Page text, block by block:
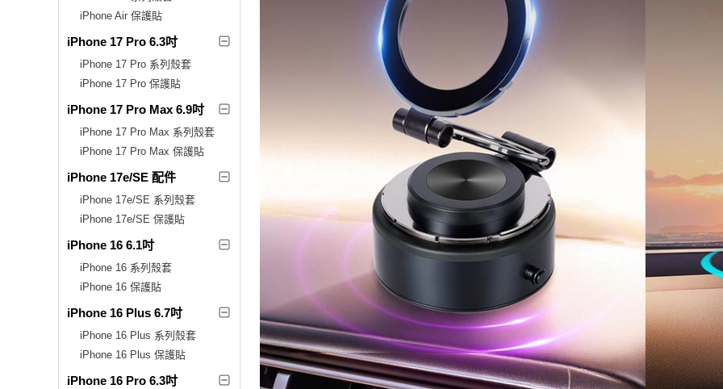
iPhone Air 保護貼
iPhone 17 Pro 6.3吋
iPhone 17 Pro 系列殼套
iPhone 17 Pro 保護貼
iPhone 17 Pro Max 6.9吋
iPhone 17 Pro Max 系列殼套
iPhone 17 Pro Max 保護貼
iPhone 17e/SE 配件
iPhone 17e/SE 系列殼套
iPhone 17e/SE 保護貼
iPhone 16 6.1吋
iPhone 16 系列殼套
iPhone 16 保護貼
iPhone 16 Plus 6.7吋
iPhone 16 Plus 系列殼套
iPhone 16 Plus 保護貼
iPhone 16 Pro 6.3吋